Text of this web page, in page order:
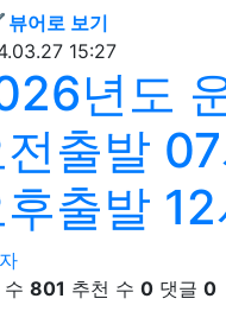
뷰어로 보기
15:27
년도
전출발
후출발
수 801 추천 수 0 댓글 0